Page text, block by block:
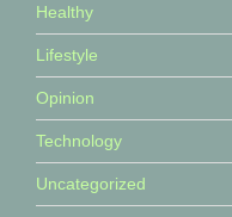
Healthy
Lifestyle
Opinion
Technology
Uncategorized